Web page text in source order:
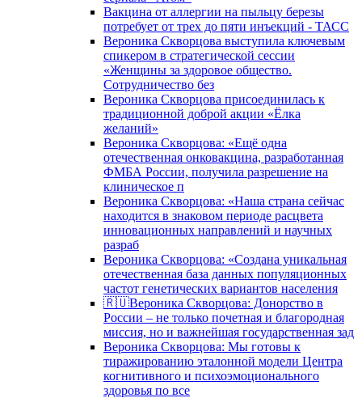
Вакцина от аллергии на пыльцу березы
потребует от трех до пяти инъекций - ТАСС
Вероника Скворцова выступила ключевым
спикером в стратегической сессии
«Женщины за здоровое общество.
Сотрудничество без
Вероника Скворцова присоединилась к
традиционной доброй акции «Ёлка
желаний»
Вероника Скворцова: «Ещё одна
отечественная онковакцина, разработанная
ФМБА России, получила разрешение на
клиническое п
Вероника Скворцова: «Наша страна сейчас
находится в знаковом периоде расцвета
инновационных направлений и научных
разраб
Вероника Скворцова: «Создана уникальная
отечественная база данных популяционных
частот генетических вариантов населения
🇷🇺Вероника Скворцова: Донорство в
России – не только почетная и благородная
миссия, но и важнейшая государственная зад
Вероника Скворцова: Мы готовы к
тиражированию эталонной модели Центра
когнитивного и психоэмоционального
здоровья по все